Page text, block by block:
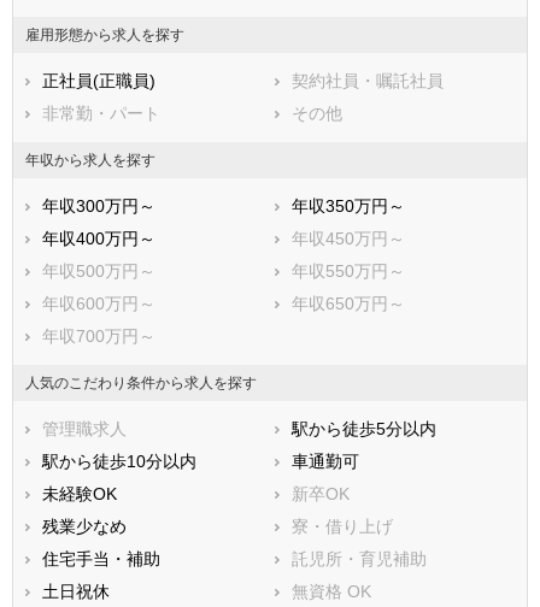
小郡市
宗像市
太宰府市
古賀市
福津市
うきは市
みやま市
糸島市
那珂川市
糟屋郡宇美町
糟屋郡篠栗町
糟屋郡志免町
糟屋郡須惠町
糟屋郡新宮町
糟屋郡久山町
遠賀郡芦屋町
雇用形態から求人を探す
正社員(正職員)
契約社員・嘱託社員
非常勤・パート
その他
年収から求人を探す
年収300万円～
年収350万円～
年収400万円～
年収450万円～
年収500万円～
年収550万円～
年収600万円～
年収650万円～
年収700万円～
人気のこだわり条件から求人を探す
管理職求人
駅から徒歩5分以内
駅から徒歩10分以内
車通勤可
未経験OK
新卒OK
残業少なめ
寮・借り上げ
住宅手当・補助
託児所・育児補助
土日祝休
無資格 OK